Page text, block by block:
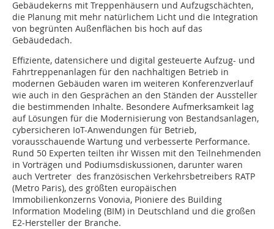
Gebäudekerns mit Treppenhäusern und Aufzugschächten,
die Planung mit mehr natürlichem Licht und die Integration
von begrünten Außenflächen bis hoch auf das
Gebäudedach.
Effiziente, datensichere und digital gesteuerte Aufzug- und
Fahrtreppenanlagen für den nachhaltigen Betrieb in
modernen Gebäuden waren im weiteren Konferenzverlauf
wie auch in den Gesprächen an den Ständen der Aussteller
die bestimmenden Inhalte. Besondere Aufmerksamkeit lag
auf Lösungen für die Modernisierung von Bestandsanlagen,
cybersicheren IoT-Anwendungen für Betrieb,
vorausschauende Wartung und verbesserte Performance.
Rund 50 Experten teilten ihr Wissen mit den Teilnehmenden
in Vorträgen und Podiumsdiskussionen, darunter waren
auch Vertreter des französischen Verkehrsbetreibers RATP
(Metro Paris), des größten europäischen
Immobilienkonzerns Vonovia, Pioniere des Building
Information Modeling (BIM) in Deutschland und die großen
E2-Hersteller der Branche.